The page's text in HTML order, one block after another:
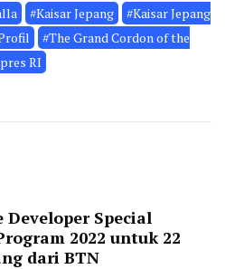
#Kaisar Jepang
#Kaisar Jepang
#The Grand Cordon of the
RI
Special
2022 untuk 22
dari BTN